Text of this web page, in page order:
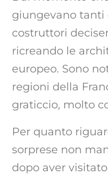
giungevano tanti
costruttori
ricreando le
europeo. Sono
regioni della
graticcio, molto
Per quanto
sorprese non
dopo aver